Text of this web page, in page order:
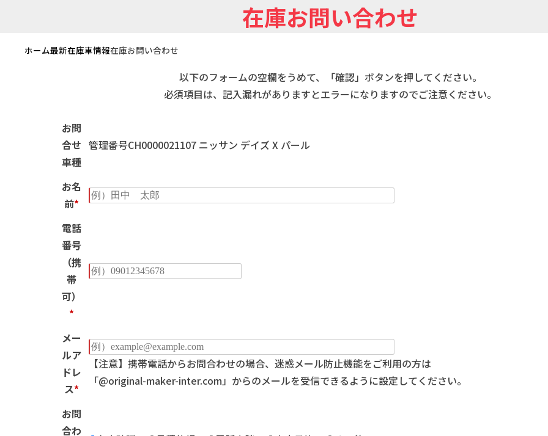
在庫お問い合わせ
ホーム最新在庫車情報在庫お問い合わせ
以下のフォームの空欄をうめて、「確認」ボタンを押してください。
必須項目は、記入漏れがありますとエラーになりますのでご注意ください。
お問
合せ
車種
管理番号CH0000021107 ニッサン デイズ X パール
お名
前*
電話
番号
（携
帯
可）
*
メー
ルア
ドレ
ス*
【注意】携帯電話からお問合わせの場合、迷惑メール防止機能をご利用の方は
「@original-maker-inter.com」からのメールを受信できるように設定してください。
お問
合わ